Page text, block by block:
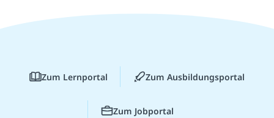
Zum Lernportal Zum Ausbildungsportal
Zum Jobportal